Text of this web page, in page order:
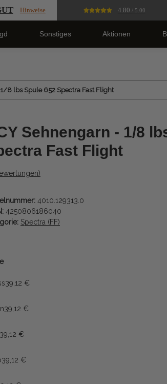
Hinweise 4.80 / 5.00
Sonstiges Aktionen
8 lbs Spule 652 Spectra Fast Flight
Sehnengarn - 1/8
Fast Flight
4010.129313.0
4250806186040
Spectra (FF)
39,12 €
39,12 €
39,12 €
39,12 €